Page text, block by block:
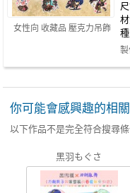
女性向 收藏品 壓克力吊飾
你可能會感興趣的相
以下作品不是完全符合搜尋
黑羽もぐさ